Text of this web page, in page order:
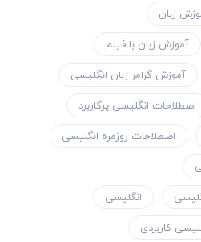
زبان
آموزش زبان با فیلم
آموزش گرامر زبان انگلیسی
اصطلاحات انگلیسی پرکاربرد
اصطلاحات روزمره انگلیسی
انگلیسی
کاربردی